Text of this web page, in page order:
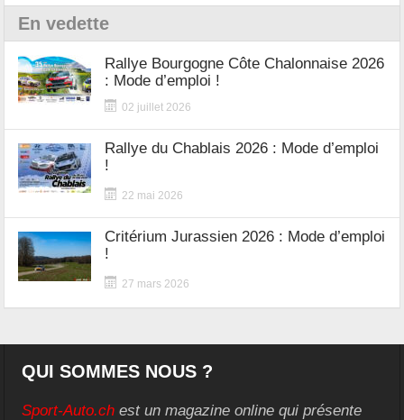
En vedette
Rallye Bourgogne Côte Chalonnaise 2026
: Mode d’emploi !
02 juillet 2026
Rallye du Chablais 2026 : Mode d’emploi
!
22 mai 2026
Critérium Jurassien 2026 : Mode d’emploi
!
27 mars 2026
QUI SOMMES NOUS ?
Sport-Auto.ch est un magazine online qui présente